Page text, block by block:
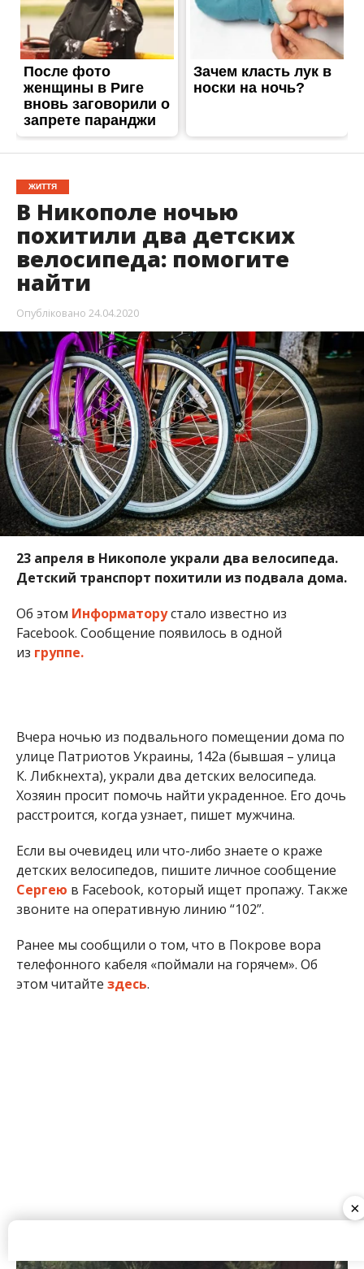
ЖИТТЯ
В Никополе ночью
похитили два детских
велосипеда: помогите
найти
Опубліковано 24.04.2020
23 апреля в Никополе украли два велосипеда.
Детский транспорт похитили из подвала дома.
Об этом Информаторустало известно из
Facebook. Сообщение появилось в одной
из группе.
Вчера ночью из подвального помещении дома по
улице Патриотов Украины, 142а (бывшая – улица
К. Либкнехта), украли два детских велосипеда.
Хозяин просит помочь найти украденное. Его дочь
расстроится, когда узнает, пишет мужчина.
Если вы очевидец или что-либо знаете о краже
детских велосипедов, пишите личное сообщение
Сергею в Facebook, который ищет пропажу. Также
звоните на оперативную линию “102”.
Ранее мы сообщили о том, что в Покрове вора
телефонного кабеля «поймали на горячем». Об
этом читайте здесь.
×